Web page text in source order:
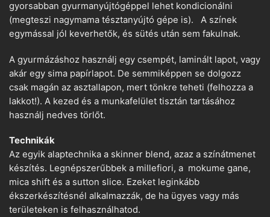
gyorsabban gyurmanyújtógéppel lehet kondicionálni
(megteszi nagymama tésztanyújtó gépe is). A színek
egymással jól keverhetők, és sütés után sem fakulnak.
A gyurmázáshoz használj egy csempét, laminált lapot, vagy
akár egy sima papírlapot. De semmiképpen se dolgozz
csak magán az asztallapon, mert tönkre teheti (felhozza a
lakkot!). A kezed és a munkafelület tisztán tartásához
használj nedves törlőt.
Technikák
Az egyik alaptechnika a skinner blend, azaz a színátmenet
készítés. Legnépszerűbbek a millefiori, a mokume gane,
mica shift és a sutton slice. Ezeket leginkább
ékszerkészítésnél alkalmazzák, de ha ügyes vagy más
területeken is felhasználhatod.